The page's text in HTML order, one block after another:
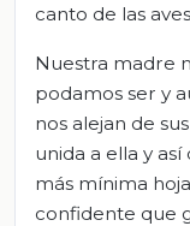
canto de las
Nuestra madre
podamos ser y
nos alejan de
unida a ella y
más mínima
confidente que